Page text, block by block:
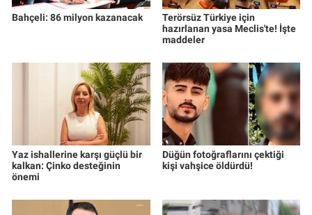
Bahçeli: 86 milyon kazanacak
Terörsüz Türkiye için
hazırlanan yasa Meclis'te! İşte
maddeler
Yaz ishallerine karşı güçlü bir
kalkan: Çinko desteğinin
önemi
Düğün fotoğraflarını çektiği
kişi vahşice öldürdü!